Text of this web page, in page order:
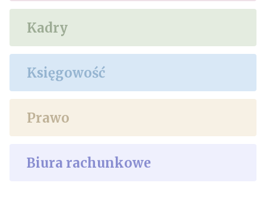
Kadry
Księgowość
Prawo
Biura rachunkowe